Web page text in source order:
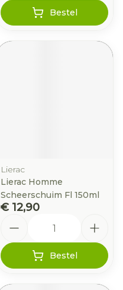
Bestel
Lierac
Lierac Homme
Scheerschuim Fl 150ml
€ 12,90
Bestel